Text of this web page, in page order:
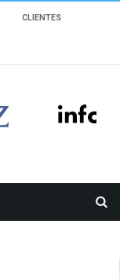
CLIENTES